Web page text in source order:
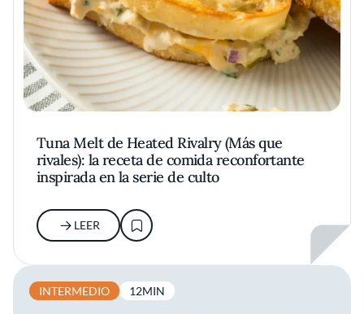
Tuna Melt de Heated Rivalry (Más que
rivales): la receta de comida reconfortante
inspirada en la serie de culto
LEER
INTERMEDIO 12MIN